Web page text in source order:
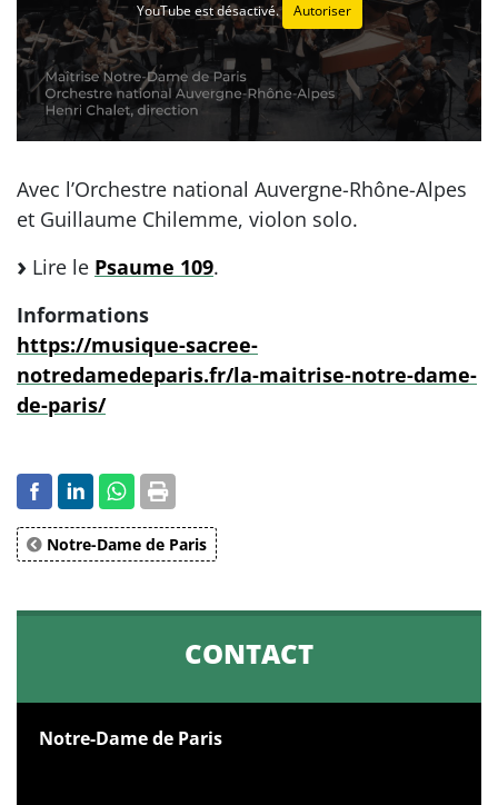
YouTube est désactivé. Autoriser
Avec l’Orchestre national Auvergne-Rhône-Alpes
et Guillaume Chilemme, violon solo.
Lire le Psaume 109.
Informations
https://musique-sacree-
notredamedeparis.fr/la-maitrise-notre-dame-
de-paris/
Notre-Dame de Paris
CONTACT
Notre-Dame de Paris